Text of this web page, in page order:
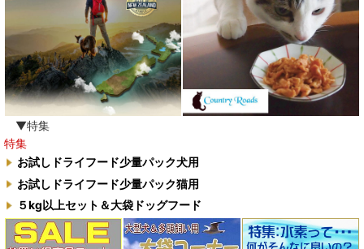
▼特集
特集
お試しドライフード少量パック犬用
お試しドライフード少量パック猫用
５kg以上セット＆大袋ドッグフード